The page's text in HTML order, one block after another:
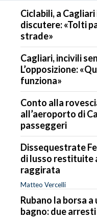
Ciclabili, a
discutere: «Tolti
strade»
Cagliari, incivili
L’opposizione:
funziona»
Conto alla
all’aeroporto di
passeggeri
Dissequestrate
di lusso restituite
raggirata
Matteo Vercelli
Rubano la borsa
bagno: due